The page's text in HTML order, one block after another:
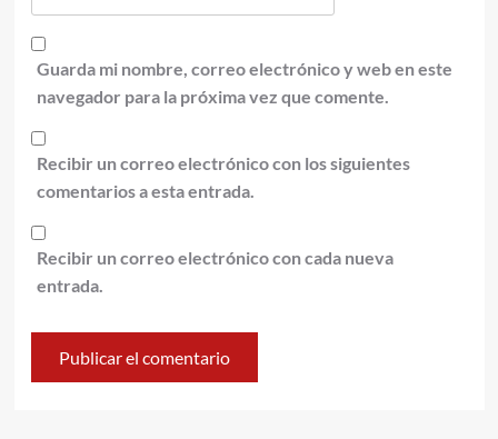
Guarda mi nombre, correo electrónico y web en este
navegador para la próxima vez que comente.
Recibir un correo electrónico con los siguientes
comentarios a esta entrada.
Recibir un correo electrónico con cada nueva
entrada.